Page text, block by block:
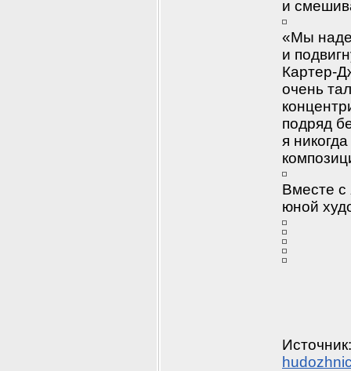
и
«Мы
и
Картер-
очень
подряд
я
Вместе с
юной